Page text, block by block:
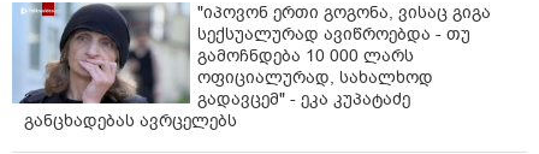
"იპოვონ ერთი გოგონა, ვისაც გიგა
სექსუალურად ავიწროებდა - თუ
გამოჩნდება 10 000 ლარს
ოფიციალურად, სახალხოდ
გადავცემ" - ეკა კუპატაძე
განცხადებას ავრცელებს